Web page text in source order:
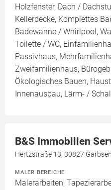
Holzfenster, Dach /
Kellerdecke, Komplettes
Badewanne / Whirlpool,
Toilette / WC,
Passivhaus,
Zweifamilienhaus,
Ökologisches Bauen,
Innenausbau, Lärm- /
B&S Immobilien
Hertzstraße 13, 30827
MALER BEREICHE
Malerarbeiten,